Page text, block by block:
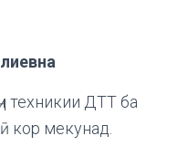
техникии ДТТ ба
кор мекунад.